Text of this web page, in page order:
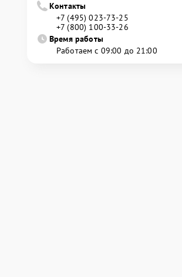
Контакты
+7 (495) 023-73-25
+7 (800) 100-33-26
Время работы
Работаем с 09:00 до 21:00